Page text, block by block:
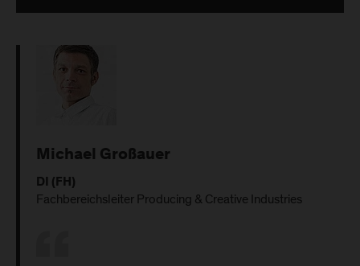
Michael Großauer
DI (FH)
Fachbereichsleiter Producing & Creative Industries